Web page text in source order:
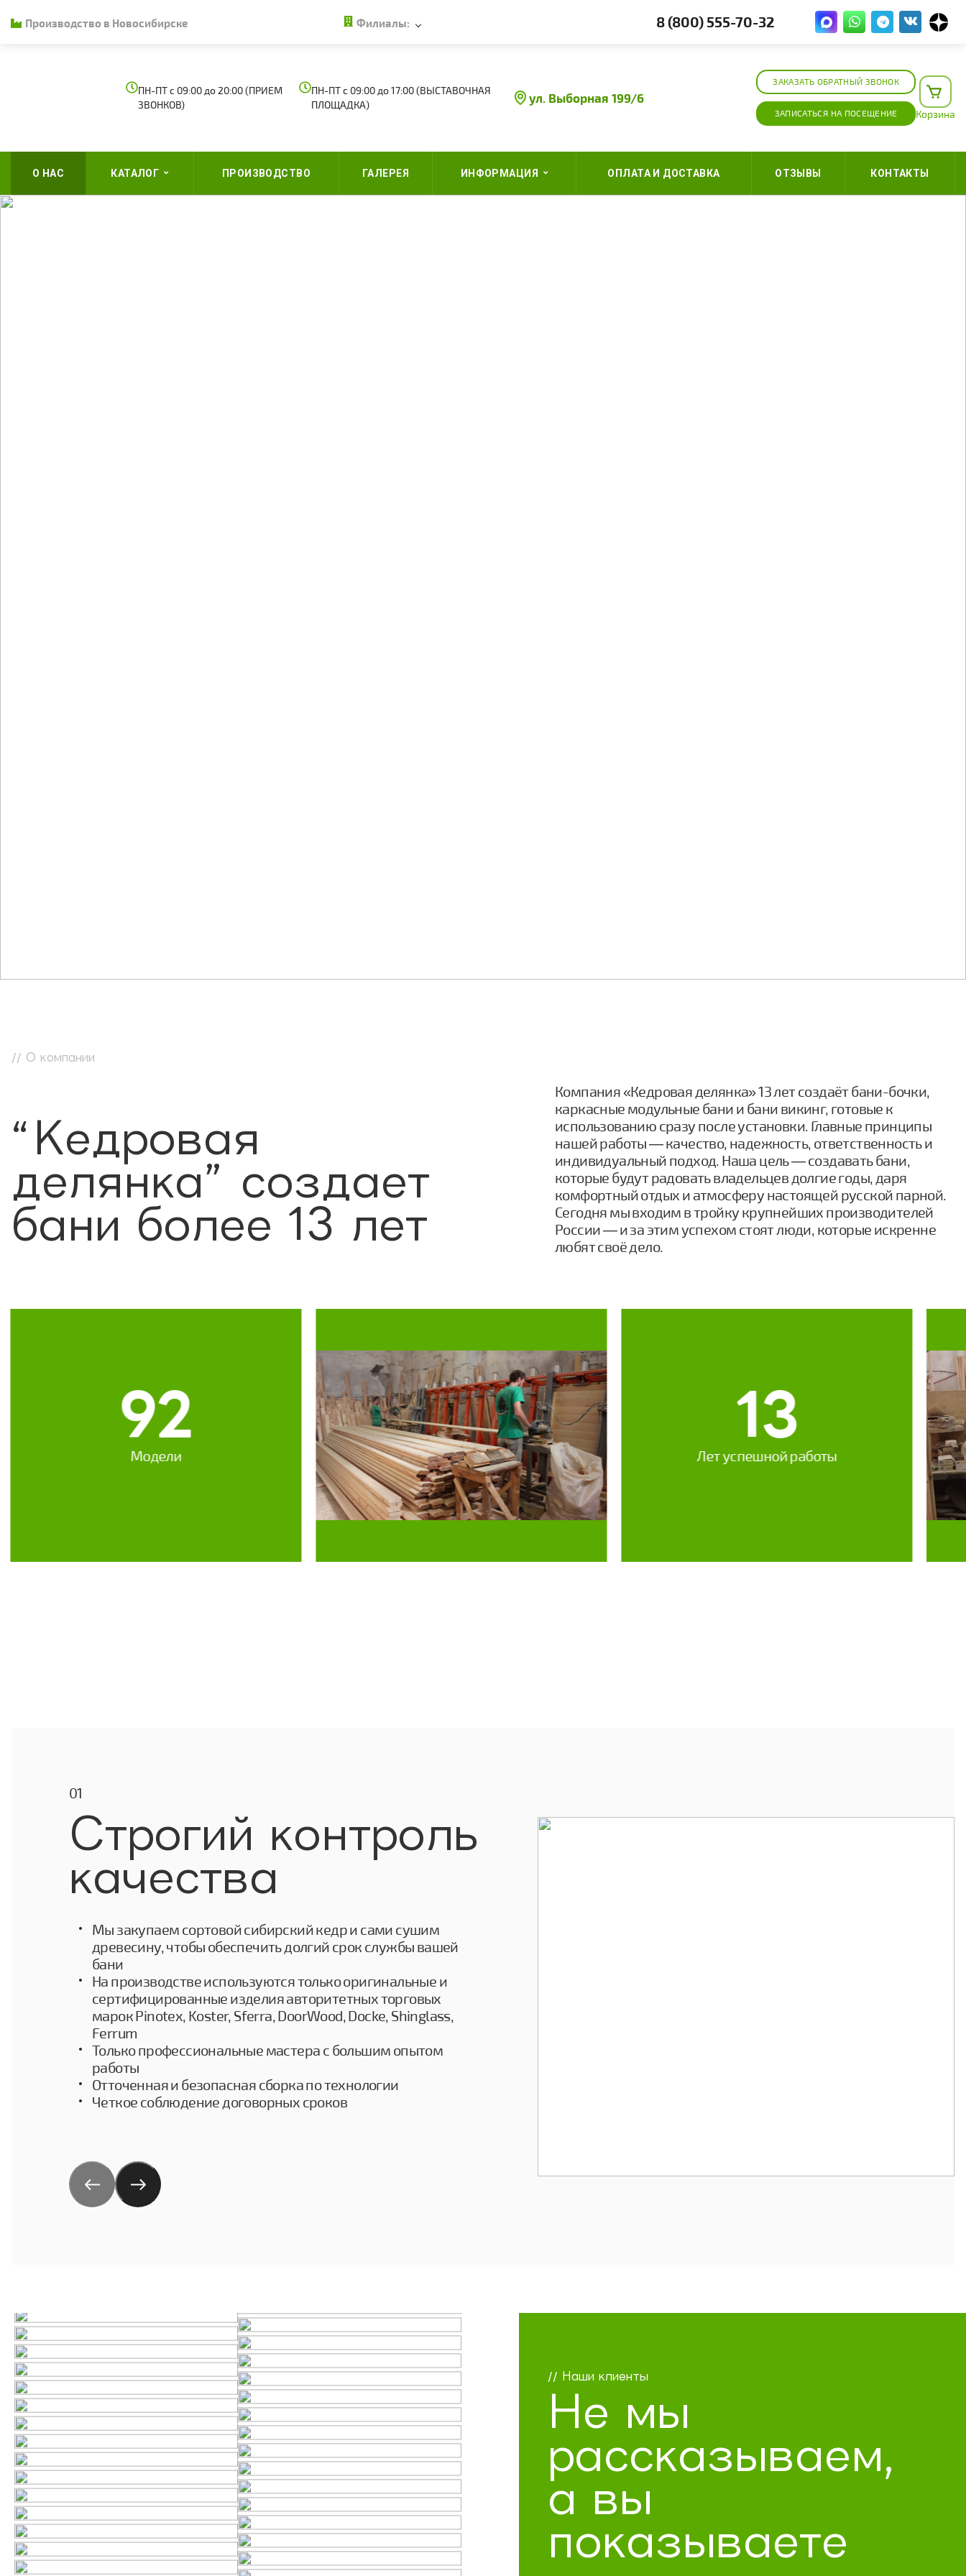
Производство в Новосибирске Филиалы: 8 (800) 555-70-32
ПН-ПТ с 09:00 до 20:00 (ПРИЕМ
ЗВОНКОВ)
ПН-ПТ с 09:00 до 17:00 (ВЫСТАВОЧНАЯ
ПЛОЩАДКА)
ул. Выборная 199/6
ЗАКАЗАТЬ ОБРАТНЫЙ ЗВОНОК
ЗАПИСАТЬСЯ НА ПОСЕЩЕНИЕ Корзина
О НАС КАТАЛОГ ПРОИЗВОДСТВО ГАЛЕРЕЯ ИНФОРМАЦИЯ ОПЛАТА И ДОСТАВКА ОТЗЫВЫ КОНТАКТЫ
// О компании
“Кедровая
делянка” создает
бани более 13 лет
Компания «Кедровая делянка» 13 лет создаёт бани-бочки,
каркасные модульные бани и бани викинг, готовые к
использованию сразу после установки. Главные принципы
нашей работы — качество, надежность, ответственность и
индивидуальный подход. Наша цель — создавать бани,
которые будут радовать владельцев долгие годы, даря
комфортный отдых и атмосферу настоящей русской парной.
Сегодня мы входим в тройку крупнейших производителей
России — и за этим успехом стоят люди, которые искренне
любят своё дело.
92
Модели
13
Лет успешной работы
01
Строгий контроль
качества
Мы закупаем сортовой сибирский кедр и сами сушим
древесину, чтобы обеспечить долгий срок службы вашей
бани
На производстве используются только оригинальные и
сертифицированные изделия авторитетных торговых
марок Pinotex, Koster, Sferra, DoorWood, Docke, Shinglass,
Ferrum
Только профессиональные мастера с большим опытом
работы
Отточенная и безопасная сборка по технологии
Четкое соблюдение договорных сроков
// Наши клиенты
Не мы
рассказываем,
а вы
показываете